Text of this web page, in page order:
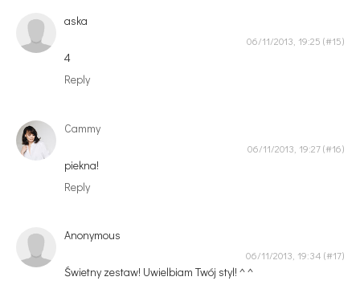
aska
06/11/2013, 19:25
4
Reply
Cammy
06/11/2013, 19:27
piekna!
Reply
Anonymous
06/11/2013, 19:34
Świetny zestaw! Uwielbiam Twój styl! ^ ^